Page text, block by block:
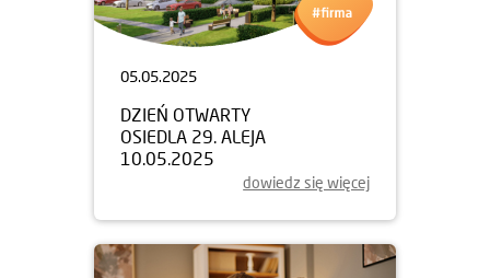
05.05.2025
DZIEŃ OTWARTY
OSIEDLA 29. ALEJA
10.05.2025
dowiedz się więcej